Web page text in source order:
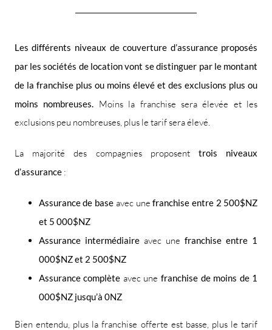
Les différents niveaux de couverture d’assurance proposés
par les sociétés de location vont se distinguer par le montant
de la franchise plus ou moins élevé et des exclusions plus ou
moins nombreuses. Moins la franchise sera élevée et les
exclusions peu nombreuses, plus le tarif sera élevé.
La majorité des compagnies proposenttrois niveaux
d’assurance:
Assurance de base avec unefranchise entre 2 500$NZ
et 5 000$NZ
Assurance intermédiaireavec unefranchise entre 1
000$NZ et 2 500$NZ
Assurance complète avec unefranchise de moins de 1
000$NZ jusqu’à 0NZ
Bien entendu, plus la franchise offerte est basse, plus le tarif